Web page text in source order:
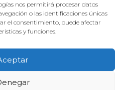
nos permitirá procesar datos
o las identificaciones únicas
el consentimiento, puede afectar
y funciones.